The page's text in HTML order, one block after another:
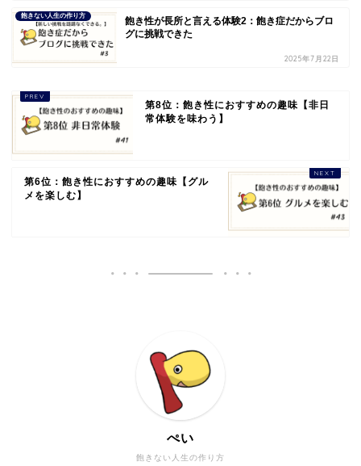
飽きない人生の作り方
飽き性が長所と言える体験2：飽き症だからブロ
グに挑戦できた
2025年7月22日
第8位：飽き性におすすめの趣味【非日
常体験を味わう】
第6位：飽き性におすすめの趣味【グル
メを楽しむ】
飽きない人生の作り方
ぺい